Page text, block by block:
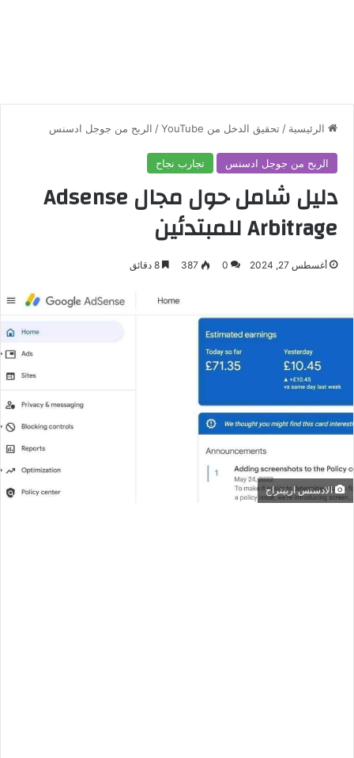
الرئيسية / تحقيق الدخل من YouTube / الربح من جوجل ادسنس
الربح من جوجل ادسنس تجارب نجاح
دليل شامل حول مجال Adsense
Arbitrage للمبتدئين
أغسطس 27, 2024 0
387
الادسنس اربيتراج